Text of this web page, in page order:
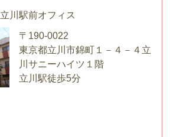
立川駅前オフィス
〒190-0022
東京都立川市錦町１－４－４立
川サニーハイツ１階
立川駅徒歩5分